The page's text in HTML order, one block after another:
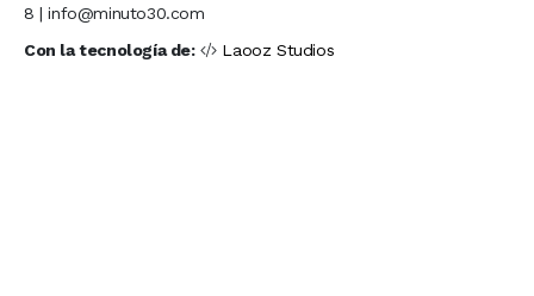
8 | info@minuto30.com
Con la tecnología de:
Laooz Studios